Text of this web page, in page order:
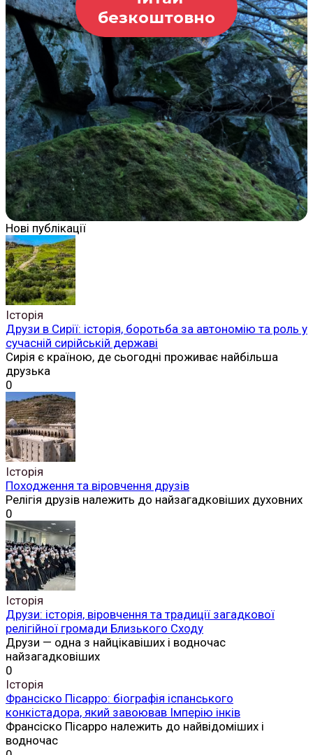
безкоштовно
Нові публікації
Історія
Друзи в Сирії: історія, боротьба за автономію та роль у
сучасній сирійській державі
Сирія є країною, де сьогодні проживає найбільша
друзька
0
Історія
Походження та віровчення друзів
Релігія друзів належить до найзагадковіших духовних
0
Історія
Друзи: історія, віровчення та традиції загадкової
релігійної громади Близького Сходу
Друзи — одна з найцікавіших і водночас
найзагадковіших
0
Історія
Франсіско Пісарро: біографія іспанського
конкістадора, який завоював Імперію інків
Франсіско Пісарро належить до найвідоміших і
водночас